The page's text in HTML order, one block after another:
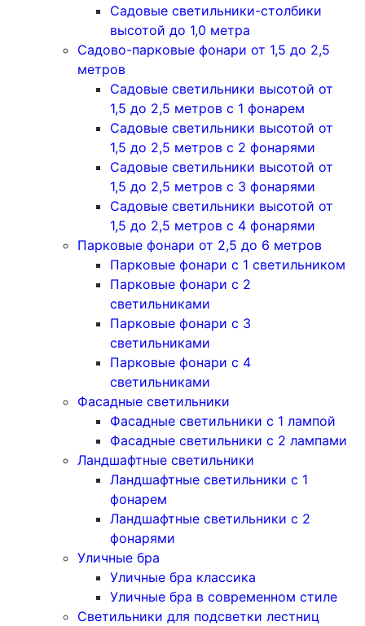
Садовые светильники-столбики
высотой до 1,0 метра
Садово-парковые фонари от 1,5 до 2,5
метров
Садовые светильники высотой от
1,5 до 2,5 метров с 1 фонарем
Садовые светильники высотой от
1,5 до 2,5 метров с 2 фонарями
Садовые светильники высотой от
1,5 до 2,5 метров с 3 фонарями
Садовые светильники высотой от
1,5 до 2,5 метров с 4 фонарями
Парковые фонари от 2,5 до 6 метров
Парковые фонари с 1 светильником
Парковые фонари с 2
светильниками
Парковые фонари с 3
светильниками
Парковые фонари с 4
светильниками
Фасадные светильники
Фасадные светильники с 1 лампой
Фасадные светильники c 2 лампами
Ландшафтные светильники
Ландшафтные светильники с 1
фонарем
Ландшафтные светильники с 2
фонарями
Уличные бра
Уличные бра классика
Уличные бра в современном стиле
Светильники для подсветки лестниц